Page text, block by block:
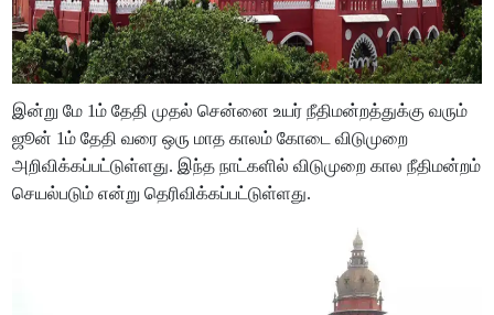
இன்று மே 1ம் தேதி முதல் சென்னை உயர் நீதிமன்றத்துக்கு வரும்
ஜூன் 1ம் தேதி வரை ஒரு மாத காலம் கோடை விடுமுறை
அறிவிக்கப்பட்டுள்ளது. இந்த நாட்களில் விடுமுறை கால நீதிமன்றம்
செயல்படும் என்று தெரிவிக்கப்பட்டுள்ளது.